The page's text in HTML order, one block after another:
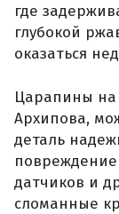
где
глубокой
оказаться
Царапины
Архипова,
деталь
датчиков и
сломанные